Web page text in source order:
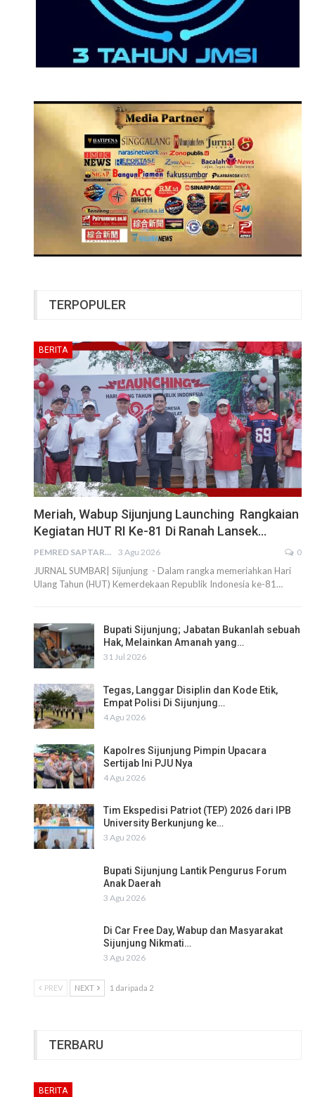
TERPOPULER
BERITA
Meriah, Wabup Sijunjung Launching Rangkaian
Kegiatan HUT RI Ke-81 Di Ranah Lansek…
PEMRED SAPTARIUS 3 Agu 2026 0
JURNAL SUMBAR| Sijunjung - Dalam rangka memeriahkan Hari
Ulang Tahun (HUT) Kemerdekaan Republik Indonesia ke-81…
Bupati Sijunjung; Jabatan Bukanlah sebuah
Hak, Melainkan Amanah yang…
31 Jul 2026
Tegas, Langgar Disiplin dan Kode Etik,
Empat Polisi Di Sijunjung…
4 Agu 2026
Kapolres Sijunjung Pimpin Upacara
Sertijab Ini PJU Nya
4 Agu 2026
Tim Ekspedisi Patriot (TEP) 2026 dari IPB
University Berkunjung ke…
3 Agu 2026
Bupati Sijunjung Lantik Pengurus Forum
Anak Daerah
3 Agu 2026
Di Car Free Day, Wabup dan Masyarakat
Sijunjung Nikmati…
3 Agu 2026
PREV NEXT 1 daripada 2
TERBARU
BERITA